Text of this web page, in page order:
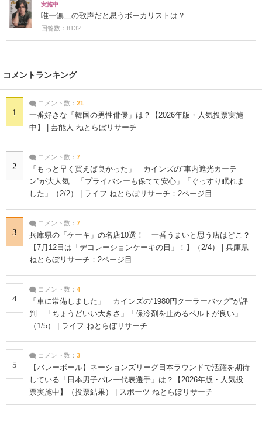
実施中
唯一無二の歌声だと思うボーカリストは？
回答数：8132
コメントランキング
1
コメント数： 21
一番好きな「韓国の男性俳優」は？【2026年版・人気投票実施
中】 | 芸能人 ねとらぼリサーチ
2
コメント数： 7
「もっと早く買えば良かった」 カインズの“車内遮光カーテ
ン”が大人気 「プライバシーも保てて安心」「ぐっすり眠れま
した」（2/2） | ライフ ねとらぼリサーチ：2ページ目
3
コメント数： 7
兵庫県の「ケーキ」の名店10選！ 一番うまいと思う店はどこ？
【7月12日は「デコレーションケーキの日」！】（2/4） | 兵庫県
ねとらぼリサーチ：2ページ目
4
コメント数： 4
「車に常備しました」 カインズの“1980円クーラーバッグ”が評
判 「ちょうどいい大きさ」「保冷剤を止めるベルトが良い」
（1/5） | ライフ ねとらぼリサーチ
5
コメント数： 3
【バレーボール】ネーションズリーグ日本ラウンドで活躍を期待
している「日本男子バレー代表選手」は？【2026年版・人気投
票実施中】（投票結果） | スポーツ ねとらぼリサーチ